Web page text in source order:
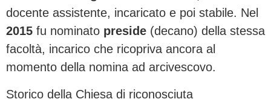
docente assistente, incaricato e poi stabile. Nel
2015 fu nominato preside (decano) della stessa
facoltà, incarico che ricopriva ancora al
momento della nomina ad arcivescovo.
Storico della Chiesa di riconosciuta